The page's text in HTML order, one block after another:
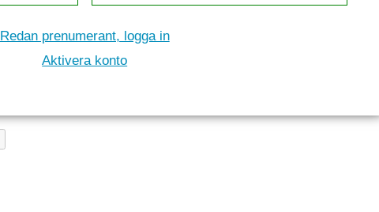
Redan prenumerant, logga in
Aktivera konto